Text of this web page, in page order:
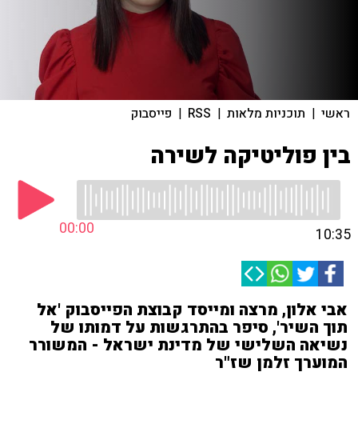
ראשי | תוכניות מלאות |
RSS
| פייסבוק
בין פוליטיקה לשירה
00:00 10:35
אבי אלון, מרצה ומייסד קבוצת הפייסבוק 'אל
תוך השיר', סיפר בהתרגשות על דמותו של
נשיאה השלישי של מדינת ישראל - המשורר
המוערך זלמן שז"ר